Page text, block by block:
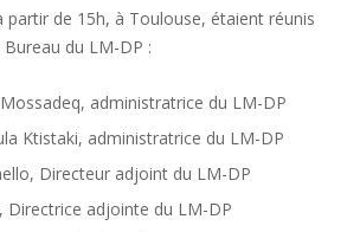
partir de 15h, à Toulouse, étaient réunis
du LM-DP :
administratrice du LM-DP
Ktistaki, administratrice du LM-DP
Directeur adjoint du LM-DP
Directrice adjointe du LM-DP